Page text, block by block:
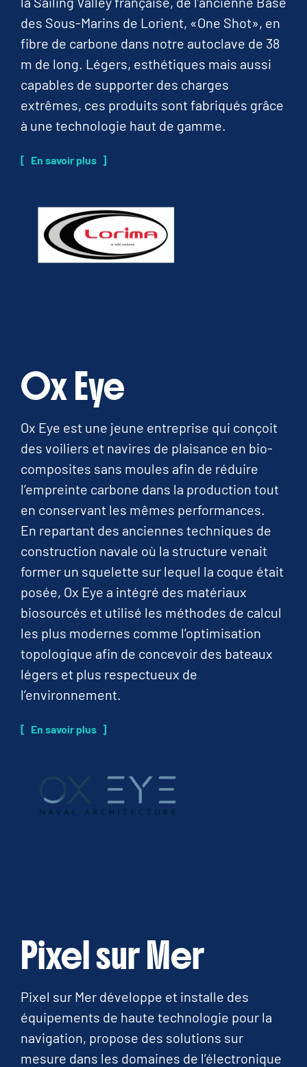
des Sous-Marins de Lorient, «One Shot», en
fibre de carbone dans notre autoclave de 38
m de long. Légers, esthétiques mais aussi
capables de supporter des charges
extrêmes, ces produits sont fabriqués grâce
à une technologie haut de gamme.
En savoir plus
Ox Eye
Ox Eye est une jeune entreprise qui conçoit
des voiliers et navires de plaisance en bio-
composites sans moules afin de réduire
l’empreinte carbone dans la production tout
en conservant les mêmes performances.
En repartant des anciennes techniques de
construction navale où la structure venait
former un squelette sur lequel la coque était
posée, Ox Eye a intégré des matériaux
biosourcés et utilisé les méthodes de calcul
les plus modernes comme l’optimisation
topologique afin de concevoir des bateaux
légers et plus respectueux de
l’environnement.
En savoir plus
Pixel sur Mer
Pixel sur Mer développe et installe des
équipements de haute technologie pour la
navigation, propose des solutions sur
mesure dans les domaines de l’électronique